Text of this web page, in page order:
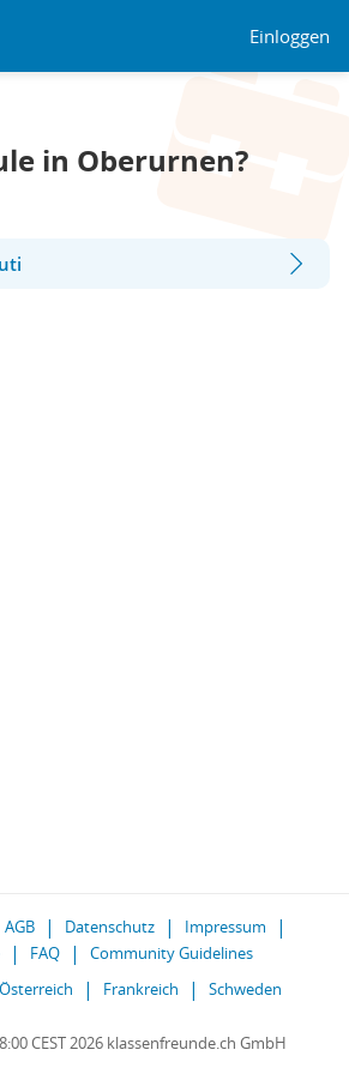
Einloggen
in Oberurnen?
AGB Datenschutz
Impressum
FAQ
Community Guidelines
Österreich Frankreich Schweden
CEST 2026 klassenfreunde.ch GmbH